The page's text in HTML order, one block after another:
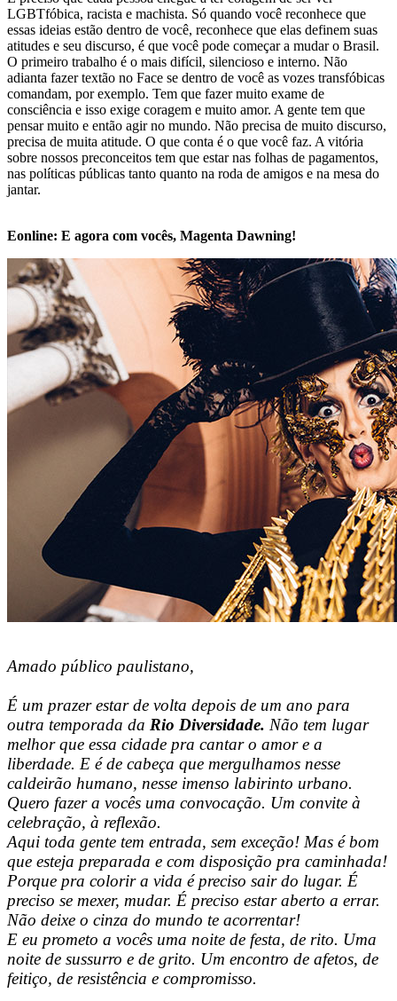
LGBTfóbica, racista e machista. Só quando você reconhece que
essas ideias estão dentro de você, reconhece que elas definem suas
atitudes e seu discurso, é que você pode começar a mudar o Brasil.
O primeiro trabalho é o mais difícil, silencioso e interno. Não
adianta fazer textão no Face se dentro de você as vozes transfóbicas
comandam, por exemplo. Tem que fazer muito exame de
consciência e isso exige coragem e muito amor. A gente tem que
pensar muito e então agir no mundo. Não precisa de muito discurso,
precisa de muita atitude. O que conta é o que você faz. A vitória
sobre nossos preconceitos tem que estar nas folhas de pagamentos,
nas políticas públicas tanto quanto na roda de amigos e na mesa do
jantar.
Eonline: E agora com vocês, Magenta Dawning!
Amado público paulistano,
É um prazer estar de volta depois de um ano para
outra temporada da Rio Diversidade. Não tem lugar
melhor que essa cidade pra cantar o amor e a
liberdade. E é de cabeça que mergulhamos nesse
caldeirão humano, nesse imenso labirinto urbano.
Quero fazer a vocês uma convocação. Um convite à
celebração, à reflexão.
Aqui toda gente tem entrada, sem exceção! Mas é bom
que esteja preparada e com disposição pra caminhada!
Porque pra colorir a vida é preciso sair do lugar. É
preciso se mexer, mudar. É preciso estar aberto a errar.
Não deixe o cinza do mundo te acorrentar!
E eu prometo a vocês uma noite de festa, de rito. Uma
noite de sussurro e de grito. Um encontro de afetos, de
feitiço, de resistência e compromisso.